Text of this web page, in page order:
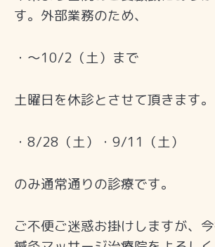
す。外部業務のため、
・〜10/2（土）まで
土曜日を休診とさせて頂きます。
・8/28（土）・9/11（土）
のみ通常通りの診療です。
ご不便ご迷惑お掛けしますが、